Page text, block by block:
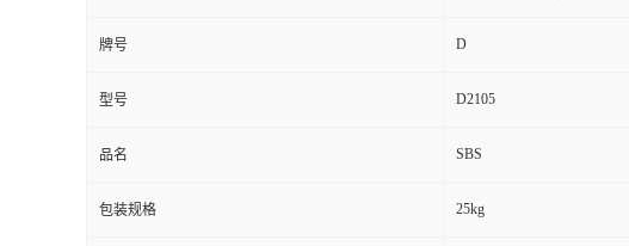
牌号 D
型号 D2105
品名 SBS
包装规格 25kg